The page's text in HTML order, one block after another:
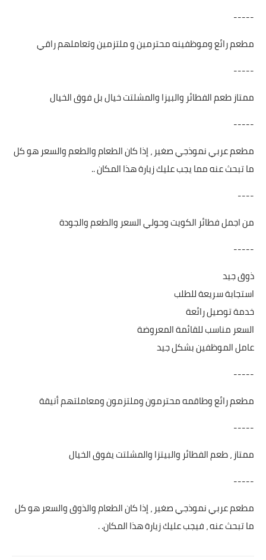
-----
مطعم رائع وموظفينه محترمين و ملتزمين وتعاملهم راقي
-----
ممتاز طعم الفطائر والبيزا والمشلتت خيال بل فوق الخيال
-----
مطعم عربي نموذجي صغير ، إذا كان الطعام والطعم والسعر هو كل
ما تبحث عنه مما يجب عليك زيارة هذا المكان ..
----
من اجمل فطائر الكويت وحولي السعر والطعم والجودة
-----
ذوق جيد
استجابة سريعة للطلب
خدمة توصيل رائعة
السعر مناسب للقائمة المعروضة
عامل الموظفين بشكل جيد
-----
مطعم رائع وطاقمه محترمون وملتزمون ومعاملتهم أنيقة
-----
ممتاز ، طعم الفطائر والبيتزا والمشلتت يفوق الخيال
-----
مطعم عربي نموذجي صغير ، إذا كان الطعام والذوق والسعر هو كل
ما تبحث عنه ، فيجب عليك زيارة هذا المكان. .